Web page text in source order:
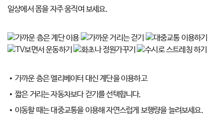
일상에서 몸을 자주 움직여 보세요.
가까운 층은 엘리베이터 대신 계단을 이용하고
짧은 거리는 자동차보다 걷기를 선택합니다.
이동할 때는 대중교통을 이용해 자연스럽게 보행량을 늘려보세요.